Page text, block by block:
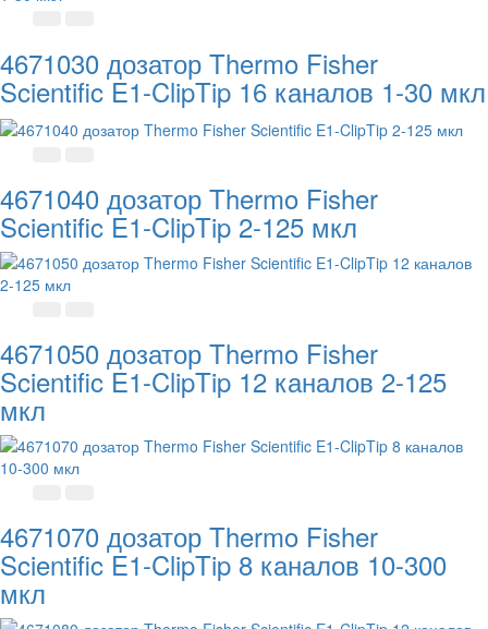
4671030 дозатор Thermo Fisher
Scientific E1-ClipTip 16 каналов 1-30 мкл
4671040 дозатор Thermo Fisher
Scientific E1-ClipTip 2-125 мкл
4671050 дозатор Thermo Fisher
Scientific E1-ClipTip 12 каналов 2-125
мкл
4671070 дозатор Thermo Fisher
Scientific E1-ClipTip 8 каналов 10-300
мкл